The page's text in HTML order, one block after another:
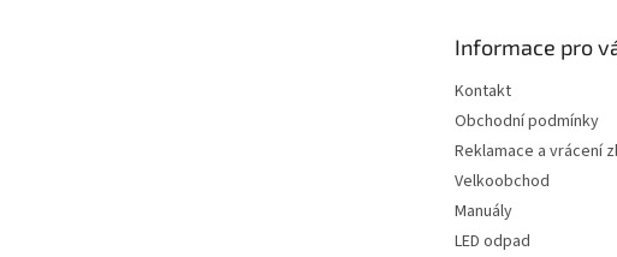
Informace pro
Kontakt
Obchodní podmínky
Reklamace a vrácení
Velkoobchod
Manuály
LED odpad